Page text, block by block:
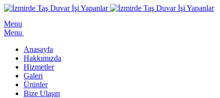
Menu
Menu
Anasayfa
Hakkımızda
Hizmetler
Galeri
Ürünler
Bize Ulaşın